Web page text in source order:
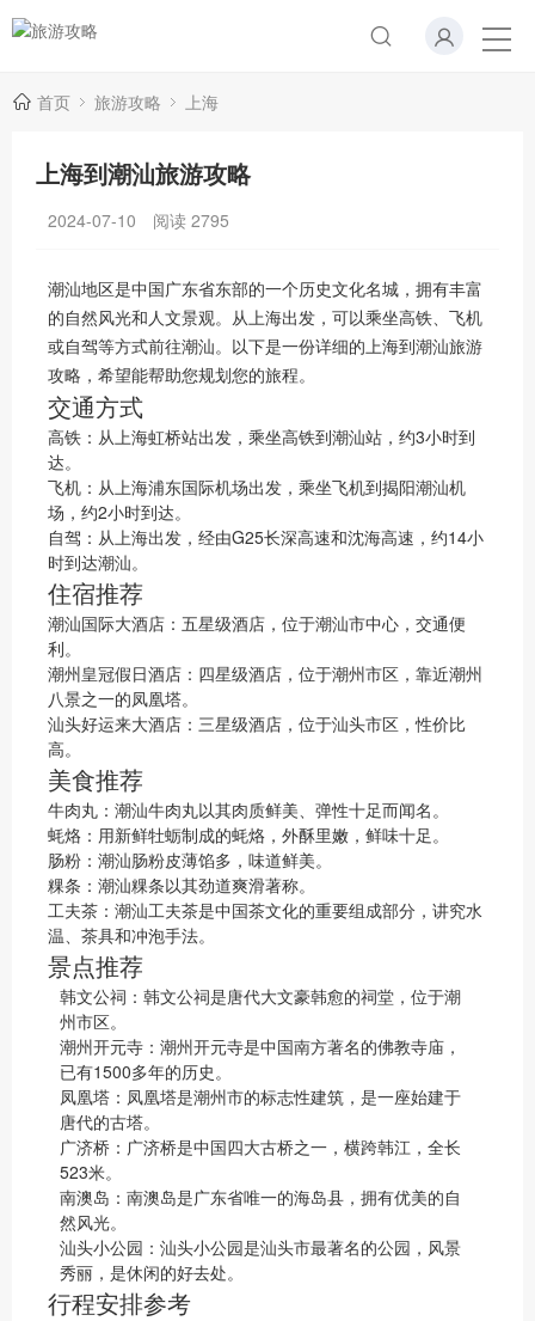
首页 旅游攻略 上海
上海到潮汕旅游攻略
2024-07-10 阅读 2795
潮汕地区是中国广东省东部的一个历史文化名城，拥有丰富
的自然风光和人文景观。从上海出发，可以乘坐高铁、飞机
或自驾等方式前往潮汕。以下是一份详细的上海到潮汕旅游
攻略，希望能帮助您规划您的旅程。
交通方式
高铁：从上海虹桥站出发，乘坐高铁到潮汕站，约3小时到
达。
飞机：从上海浦东国际机场出发，乘坐飞机到揭阳潮汕机
场，约2小时到达。
自驾：从上海出发，经由G25长深高速和沈海高速，约14小
时到达潮汕。
住宿推荐
潮汕国际大酒店：五星级酒店，位于潮汕市中心，交通便
利。
潮州皇冠假日酒店：四星级酒店，位于潮州市区，靠近潮州
八景之一的凤凰塔。
汕头好运来大酒店：三星级酒店，位于汕头市区，性价比
高。
美食推荐
牛肉丸：潮汕牛肉丸以其肉质鲜美、弹性十足而闻名。
蚝烙：用新鲜牡蛎制成的蚝烙，外酥里嫩，鲜味十足。
肠粉：潮汕肠粉皮薄馅多，味道鲜美。
粿条：潮汕粿条以其劲道爽滑著称。
工夫茶：潮汕工夫茶是中国茶文化的重要组成部分，讲究水
温、茶具和冲泡手法。
景点推荐
韩文公祠：韩文公祠是唐代大文豪韩愈的祠堂，位于潮
州市区。
潮州开元寺：潮州开元寺是中国南方著名的佛教寺庙，
已有1500多年的历史。
凤凰塔：凤凰塔是潮州市的标志性建筑，是一座始建于
唐代的古塔。
广济桥：广济桥是中国四大古桥之一，横跨韩江，全长
523米。
南澳岛：南澳岛是广东省唯一的海岛县，拥有优美的自
然风光。
汕头小公园：汕头小公园是汕头市最著名的公园，风景
秀丽，是休闲的好去处。
行程安排参考